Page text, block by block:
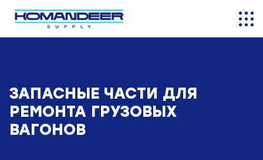
ЗАПАСНЫЕ ЧАСТИ ДЛЯ
РЕМОНТА ГРУЗОВЫХ
ВАГОНОВ